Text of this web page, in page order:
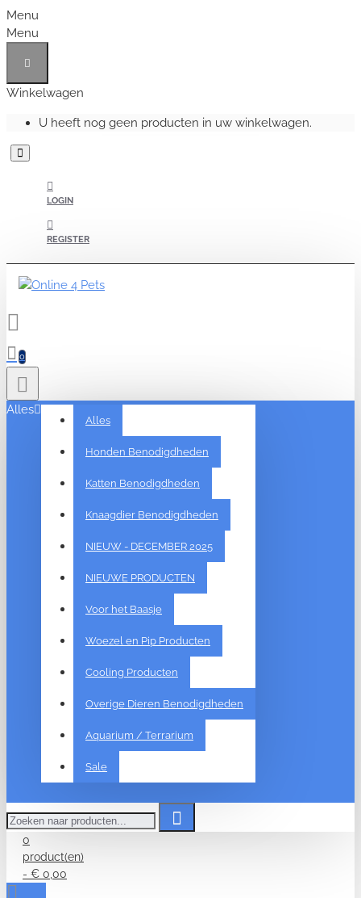
Menu
Menu
Winkelwagen
U heeft nog geen producten in uw winkelwagen.
LOGIN
REGISTER
0
Alles
Alles
Honden Benodigdheden
Katten Benodigdheden
Knaagdier Benodigdheden
NIEUW - DECEMBER 2025
NIEUWE PRODUCTEN
Voor het Baasje
Woezel en Pip Producten
Cooling Producten
Overige Dieren Benodigdheden
Aquarium / Terrarium
Sale
naar
producten...
0
product(en)
- € 0,00